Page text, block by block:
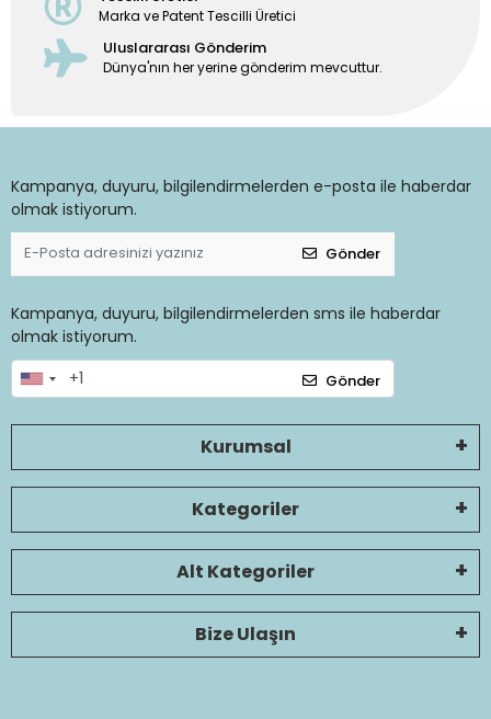
Marka ve Patent Tescilli Üretici
Uluslararası Gönderim
Dünya'nın her yerine gönderim mevcuttur.
Kampanya, duyuru, bilgilendirmelerden e-posta ile haberdar
olmak istiyorum.
Gönder
Kampanya, duyuru, bilgilendirmelerden sms ile haberdar
olmak istiyorum.
Gönder
Kurumsal
Kategoriler
Alt Kategoriler
Bize Ulaşın